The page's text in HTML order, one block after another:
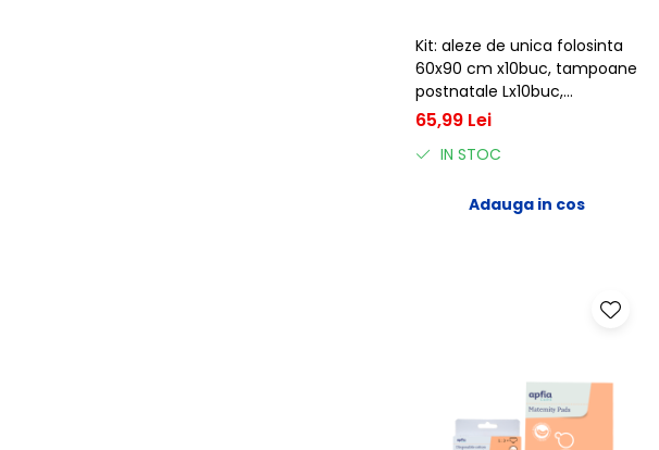
Kit: aleze de unica folosinta
60x90 cm x10buc, tampoane
postnatale Lx10buc,
tampoane postnatale M
65,99 Lei
IN STOC
Adauga in cos